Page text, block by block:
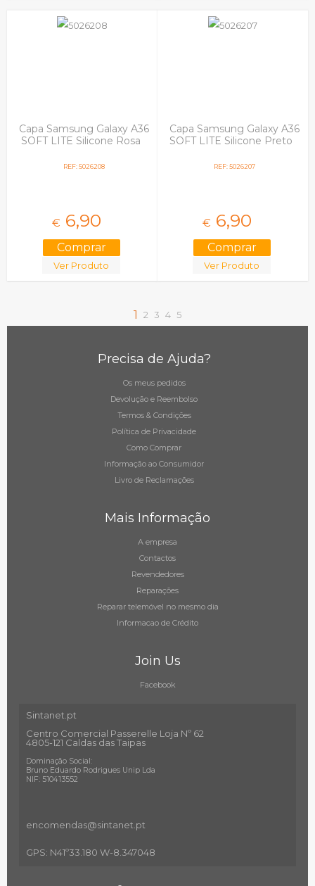
Capa Samsung Galaxy A36
SOFT LITE Silicone Rosa
REF: 5026208
€ 6,90
Ver Produto
Capa Samsung Galaxy A36
SOFT LITE Silicone Preto
REF: 5026207
€ 6,90
Ver Produto
1 2 3 4 5
Precisa de Ajuda?
Os meus pedidos
Devolução e Reembolso
Termos & Condições
Política de Privacidade
Como Comprar
Informação ao Consumidor
Livro de Reclamações
Mais Informação
A empresa
Contactos
Revendedores
Reparações
Reparar telemóvel no mesmo dia
Informacao de Crédito
Join Us
Facebook
Sintanet.pt
Centro Comercial Passerelle Loja Nº 62
4805-121 Caldas das Taipas
Dominação Social:
Bruno Eduardo Rodrigues Unip Lda
NIF: 510413552
encomendas@sintanet .pt
GPS: N41º33.180 W-8.347048